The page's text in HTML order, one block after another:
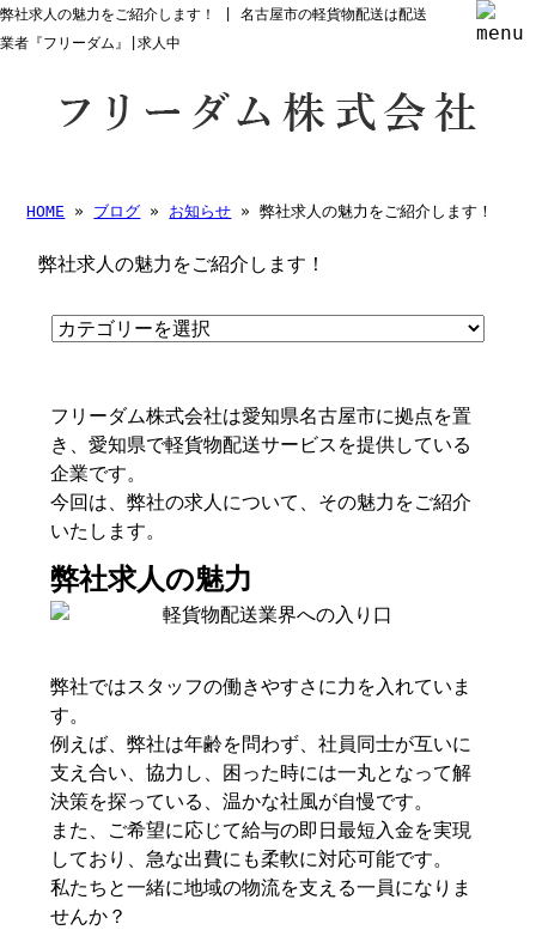
弊社求人の魅力をご紹介します！ | 名古屋市の軽貨物配送は配送
業者『フリーダム』|求人中
HOME » ブログ » お知らせ » 弊社求人の魅力をご紹介します！
弊社求人の魅力をご紹介します！
フリーダム株式会社は愛知県名古屋市に拠点を置
き、愛知県で軽貨物配送サービスを提供している
企業です。
今回は、弊社の求人について、その魅力をご紹介
いたします。
弊社求人の魅力
弊社ではスタッフの働きやすさに力を入れていま
す。
例えば、弊社は年齢を問わず、社員同士が互いに
支え合い、協力し、困った時には一丸となって解
決策を探っている、温かな社風が自慢です。
また、ご希望に応じて給与の即日最短入金を実現
しており、急な出費にも柔軟に対応可能です。
私たちと一緒に地域の物流を支える一員になりま
せんか？